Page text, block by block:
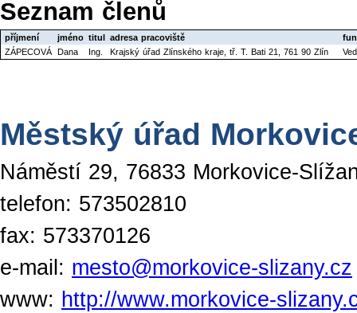
Seznam členů
příjmení jméno titul adresa pracoviště
ZÁPECOVÁ Dana Ing. Krajský úřad Zlínského kraje, tř. T. Bati 21, 761 90 Zlín
Městský úřad
Náměstí 29, 76833 Morkovice-
telefon: 573502810
fax: 573370126
e-mail: mesto@morkovice-slizany.cz
www: http://www.morkovice-